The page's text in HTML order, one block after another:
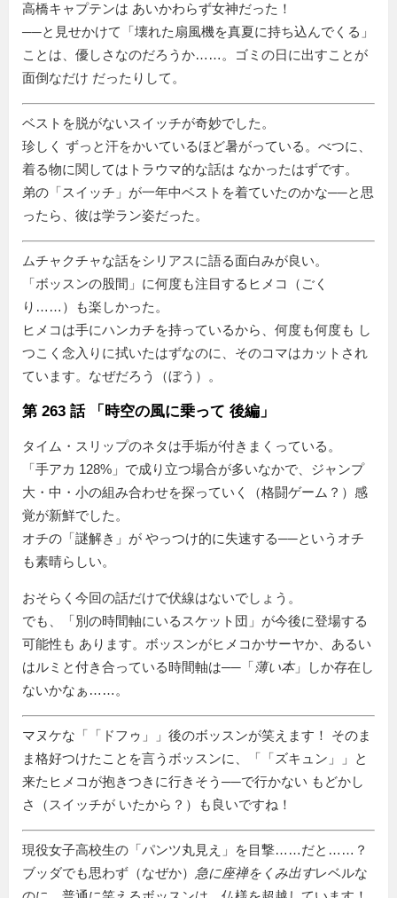
高橋キャプテンは あいかわらず女神だった！
──と見せかけて「壊れた扇風機を真夏に持ち込んでくる」
ことは、優しさなのだろうか……。ゴミの日に出すことが
面倒なだけ だったりして。
ベストを脱がないスイッチが奇妙でした。
珍しく ずっと汗をかいているほど暑がっている。べつに、
着る物に関してはトラウマ的な話は なかったはずです。
弟の「スイッチ」が一年中ベストを着ていたのかな──と思
ったら、彼は学ラン姿だった。
ムチャクチャな話をシリアスに語る面白みが良い。
ボッスンの股間
に何度も注目するヒメコ（ごく
り……）も楽しかった。
ヒメコは手にハンカチを持っているから、何度も何度も し
つこく念入りに拭いたはずなのに、そのコマはカットされ
ています。なぜだろう（ぼう）。
第 263 話 「時空の風に乗って 後編」
タイム・スリップのネタは手垢が付きまくっている。
「手アカ 128%」で成り立つ場合が多いなかで、ジャンプ
大・中・小の組み合わせを探っていく（格闘ゲーム？）感
覚が新鮮でした。
オチの「謎解き」が やっつけ的に失速する──というオチ
も素晴らしい。
おそらく今回の話だけで伏線はないでしょう。
でも、「別の時間軸にいるスケット団」が今後に登場する
可能性も あります。ボッスンがヒメコかサーヤか、あるい
はルミと付き合っている時間軸は──「薄い本」しか存在し
ないかなぁ……。
マヌケな「 ドフゥ
」後のボッスンが笑えます！ そのま
ま格好つけたことを言うボッスンに、「
ズキュン
」と
来たヒメコが抱きつきに行きそう──で行かない もどかし
さ（スイッチが いたから？）も良いですね！
現役女子高校生の パンツ丸見え
を目撃……だと……？
ブッダでも思わず（なぜか） 急に座禅をくみ出すレベルな